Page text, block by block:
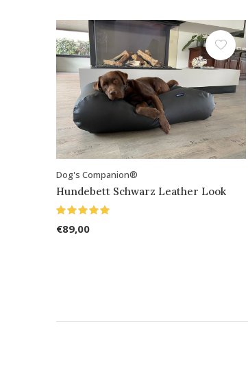
Dog's Companion®
Hundebett Schwarz Leather Look
€89,00